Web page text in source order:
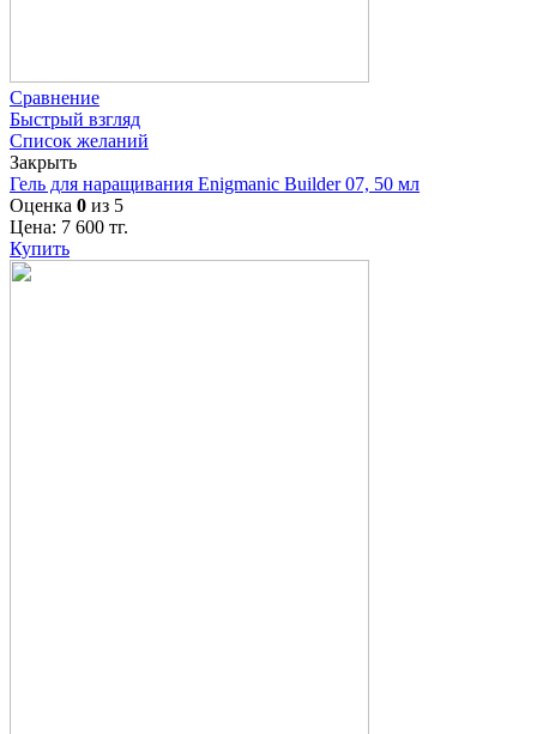
Сравнение
Быстрый взгляд
Список желаний
Закрыть
Гель для наращивания Enigmanic Builder 07, 50 мл
Оценка 0 из 5
Цена: 7 600 тг.
Купить